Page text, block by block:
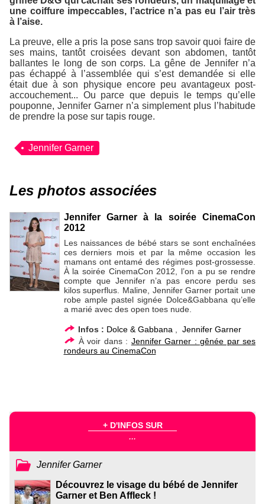
une coiffure impeccables, l’actrice n’a pas eu l’air très
à l’aise.
La preuve, elle a pris la pose sans trop savoir quoi faire de
ses mains, tantôt croisées devant son abdomen, tantôt
ballantes le long de son corps. La gêne de Jennifer n’a
pas échappé à l’assemblée qui s’est demandée si elle
était due à son physique encore peu avantageux post-
accouchement... Ou parce que depuis le temps qu’elle
pouponne, Jennifer Garner n’a simplement plus l’habitude
de prendre la pose sur tapis rouge.
Jennifer Garner
Les photos associées
Jennifer Garner à la soirée CinemaCon
2012
Les naissances de bébé stars se sont enchaînées
ces derniers mois et par la même occasion les
mamans ont entamé des régimes post-grossesse.
À la soirée CinemaCon 2012, l’on a pu se rendre
compte que Jennifer n’a pas encore perdu ses
kilos superflus. Maline, Jennifer Garner portait une
robe ample pastel signée Dolce&Gabbana qu’elle
a marié avec des open toes nude.
Infos : Dolce & Gabbana
Jennifer Garner
À voir dans : Jennifer Garner : gênée par ses
rondeurs au CinemaCon
+ D'INFOS SUR
...
Jennifer Garner
Découvrez le visage du bébé de Jennifer
Garner et Ben Affleck !